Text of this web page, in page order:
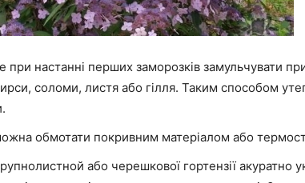
при настанні перших заморозків замульчувати
соломи, листя або гілля. Таким способом
обмотати покривним матеріалом або
або черешкової гортензії акуратно